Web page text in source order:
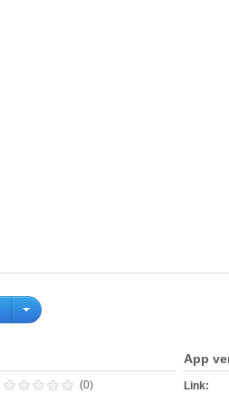
(0)
App
Link: